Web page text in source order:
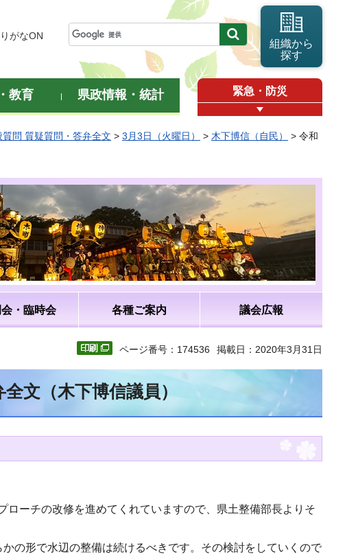
がなON
組織から
探す
教育 県政情報・統計 緊急・防災
問 質疑質問・答弁全文 > 3月3日（火曜日） > 木下博信（自民）
> 令和
・臨時会 各種ご案内 議会広報
ページ番号：174536 掲載日：2020年3月31日
文（木下博信議員）
ーチの改修を進めてくれていますので、県土整備部長よりそ
の形で水辺の整備は続けるべきです。その検討をしていくので